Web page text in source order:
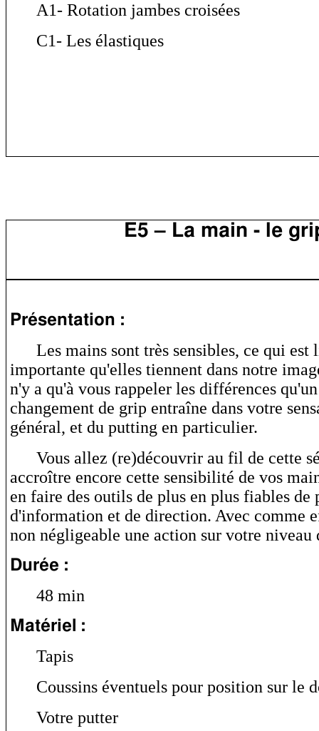
A1- Rotation jambes croisées
C1- Les élastiques
E5 – La main - le
Présentation :
Les mains sont très sensibles, ce qui est
importante qu'elles tiennent dans notre
n'y a qu'à vous rappeler les différences
changement de grip entraîne dans votre
général, et du putting en particulier.
Vous allez (re)découvrir au fil de cette
accroître encore cette sensibilité de vos
en faire des outils de plus en plus fiables de
d'information et de direction. Avec comme
non négligeable une action sur votre niveau
Durée :
48 min
Matériel :
Tapis
Coussins éventuels pour position sur le
Votre putter